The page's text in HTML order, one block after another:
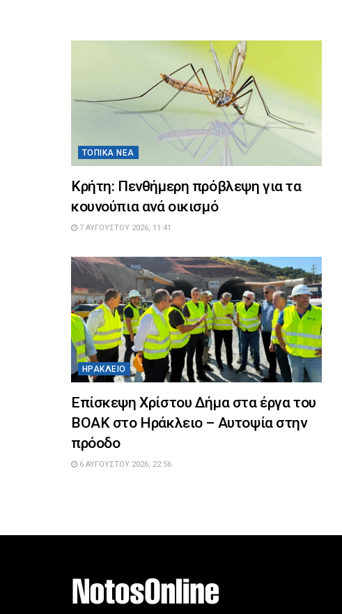
ΤΟΠΙΚΆ ΝΈΑ
Κρήτη: Πενθήμερη πρόβλεψη για τα
κουνούπια ανά οικισμό
7 ΑΥΓΟΎΣΤΟΥ 2026, 11:41
ΗΡΆΚΛΕΙΟ
Επίσκεψη Χρίστου Δήμα στα έργα του
ΒΟΑΚ στο Ηράκλειο – Αυτοψία στην
πρόοδο
6 ΑΥΓΟΎΣΤΟΥ 2026, 22:56